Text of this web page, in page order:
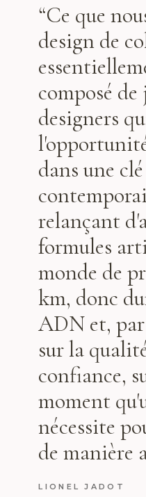
“Ce que
design de
composé de
designers
dans une clé
relançant
formules
monde de
km, donc
ADN et,
sur la
confiance,
moment
nécessite
de manière
LIONEL JADOT